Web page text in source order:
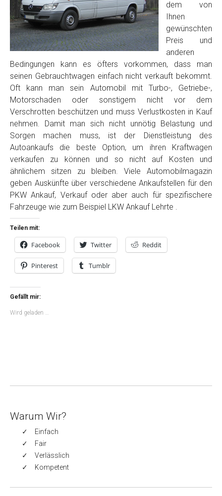
dem von
Ihnen
gewünschten
Preis und
anderen
Bedingungen kann es öfters vorkommen, dass man
seinen Gebrauchtwagen einfach nicht verkauft bekommt.
Oft kann man sein Automobil mit Turbo-, Getriebe-,
Motorschaden oder sonstigem nicht vor dem
Verschrotten beschützen und muss Verlustkosten in Kauf
nehmen. Damit man sich nicht unnötig Belastung und
Sorgen machen muss, ist der Dienstleistung des
Autoankaufs die beste Option, um ihren Kraftwagen
verkaufen zu können und so nicht auf Kosten und
ähnlichem sitzen zu bleiben. Viele Automobilmagazin
geben Auskünfte über verschiedene Ankaufstellen für den
PKW Ankauf, Verkauf oder aber auch für spezifischere
Fahrzeuge wie zum Beispiel LKW Ankauf Lehrte .
Teilen mit:
Facebook Twitter Reddit
Pinterest Tumblr
Gefällt mir:
Wird geladen …
Warum Wir?
Einfach
Fair
Verlässlich
Kompetent